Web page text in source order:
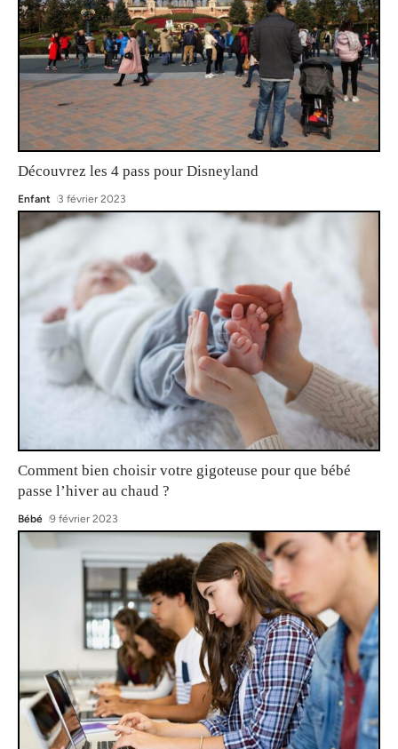
Découvrez les 4 pass pour Disneyland
Enfant 3 février 2023
Comment bien choisir votre gigoteuse pour que bébé
passe l’hiver au chaud ?
Bébé 9 février 2023